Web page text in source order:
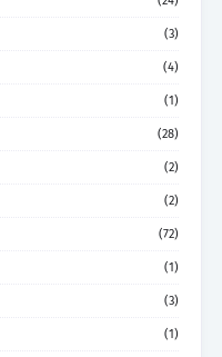
(3)
(4)
(1)
(28)
(2)
(2)
(72)
(1)
(3)
(1)